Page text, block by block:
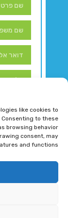
like cookies to
to these
browsing behavior
consent, may
and functions.